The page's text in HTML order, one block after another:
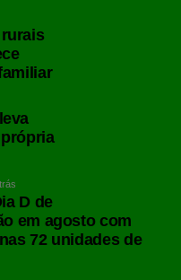
D de
em agosto com
72 unidades de